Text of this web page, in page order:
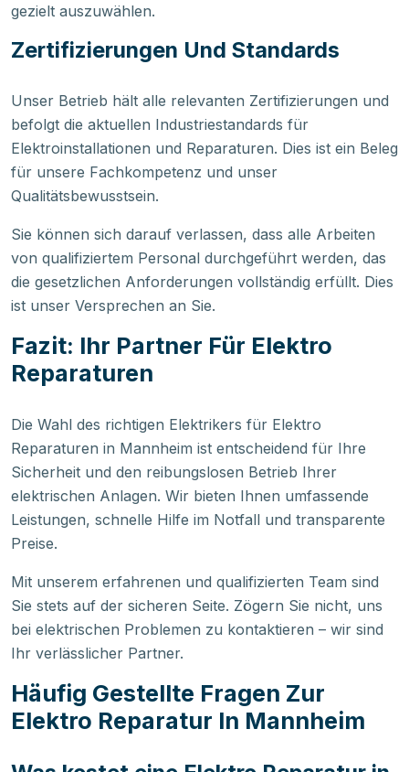
gezielt auszuwählen.
Zertifizierungen Und Standards
Unser Betrieb hält alle relevanten Zertifizierungen und
befolgt die aktuellen Industriestandards für
Elektroinstallationen und Reparaturen. Dies ist ein Beleg
für unsere Fachkompetenz und unser
Qualitätsbewusstsein.
Sie können sich darauf verlassen, dass alle Arbeiten
von qualifiziertem Personal durchgeführt werden, das
die gesetzlichen Anforderungen vollständig erfüllt. Dies
ist unser Versprechen an Sie.
Fazit: Ihr Partner Für Elektro
Reparaturen
Die Wahl des richtigen Elektrikers für Elektro
Reparaturen in Mannheim ist entscheidend für Ihre
Sicherheit und den reibungslosen Betrieb Ihrer
elektrischen Anlagen. Wir bieten Ihnen umfassende
Leistungen, schnelle Hilfe im Notfall und transparente
Preise.
Mit unserem erfahrenen und qualifizierten Team sind
Sie stets auf der sicheren Seite. Zögern Sie nicht, uns
bei elektrischen Problemen zu kontaktieren – wir sind
Ihr verlässlicher Partner.
Häufig Gestellte Fragen Zur
Elektro Reparatur In Mannheim